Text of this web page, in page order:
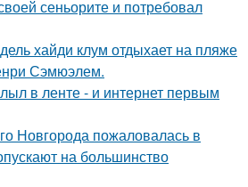
сеньорите и потребовал
хайди клум отдыхает на пляже
Сэмюэлем.
в ленте - и интернет первым
Новгорода пожаловалась в
на большинство